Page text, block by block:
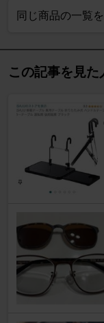
同じ商品の一覧
この記事を見た